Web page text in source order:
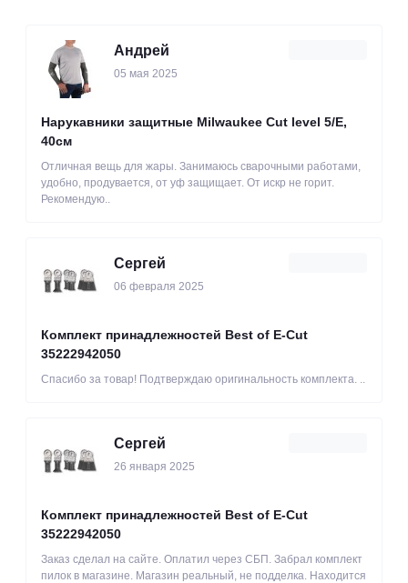
Андрей
05 мая 2025
Нарукавники защитные Milwaukee Cut level 5/Е,
40см
Отличная вещь для жары. Занимаюсь сварочными работами,
удобно, продувается, от уф защищает. От искр не горит.
Рекомендую..
Сергей
06 февраля 2025
Комплект принадлежностей Best of E-Cut
35222942050
Спасибо за товар! Подтверждаю оригинальность комплекта. ..
Сергей
26 января 2025
Комплект принадлежностей Best of E-Cut
35222942050
Заказ сделал на сайте. Оплатил через СБП. Забрал комплект
пилок в магазине. Магазин реальный, не подделка. Находится